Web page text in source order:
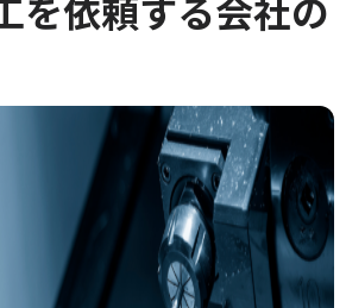
を依頼する会社の